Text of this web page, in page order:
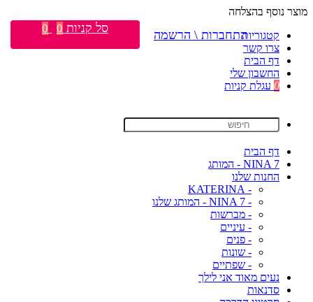
מוצר נוסף בהצלחה
קטגוריות
צרו קשר
דף הבית
החשבון שלי
0 עגלת קניות
דף הבית
NINA 7 - המותג
החנות שלנו
- KATERINA
- NINA 7 - המותג שלנו
- מברשות
- עיניים
- פנים
- שונות
- שפתיים
נעים מאוד אני לילך
סדנאות
התחברות \ הרשמה סל קניות 0
0